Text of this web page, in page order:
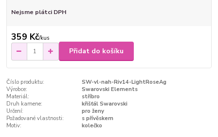
Nejsme plátci DPH
359 Kč/kus
Přidat do košíku
Číslo produktu:
SW-vl-nah-Riv14-LightRoseAg
Výrobce:
Swarovski Elements
Materiál:
stříbro
Druh kamene:
křišťál Swarovski
Určení:
pro ženy
Požadované vlastnosti:
s přívěskem
Motiv:
kolečko